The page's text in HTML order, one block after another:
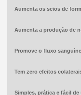
Aumenta os seios de
Aumenta a produção de
Promove o fluxo
Tem zero efeitos
Simples, prática e fácil de